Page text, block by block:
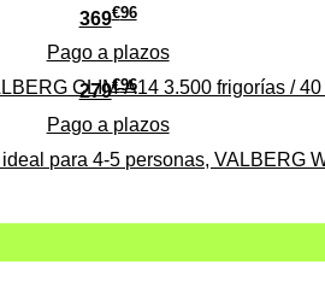
279€96
Pago a plazos
para 4-5 personas, VALBERG
369€96
Pago a plazos
CLIM-A14 3.500 frigorías / 40